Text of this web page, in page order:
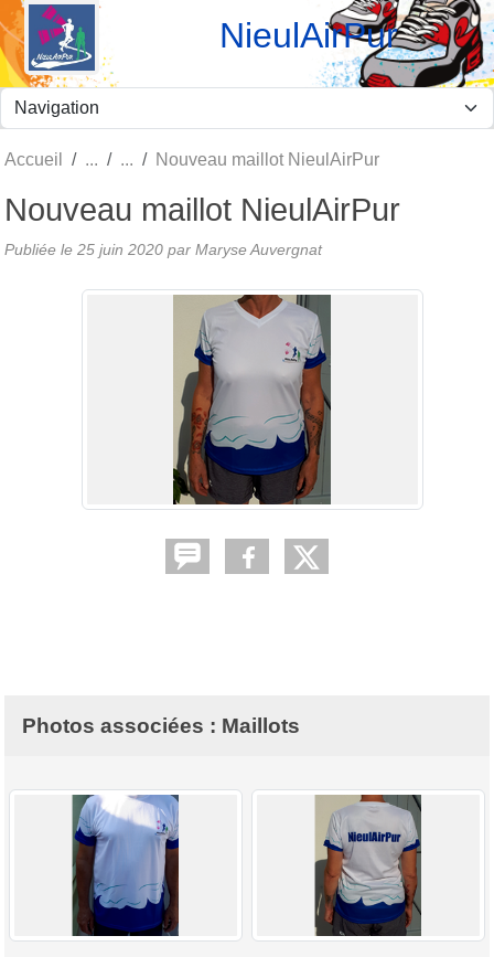
NieulAirPur
Accueil Nouveau maillot NieulAirPur
Nouveau maillot NieulAirPur
Publiée le 25 juin 2020 par Maryse Auvergnat
Photos associées : Maillots
Panneau de gestion des cookies